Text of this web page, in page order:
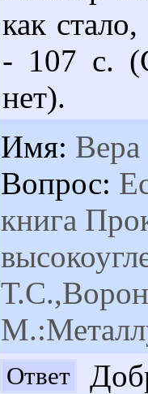
как
- 107 с.
нет).
Имя: Вера
Вопрос:
книга
Ответ